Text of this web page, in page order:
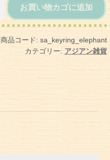
お買い物カゴに追加
商品コード:sa_keyring_elephant
カテゴリー: アジアン雑貨